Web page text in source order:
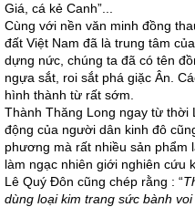
Giá, cá kẻ Canh”...
Cùng với nền văn minh đồng
đất Việt Nam đã là trung tâm
dựng nức, chúng ta đã có tên
ngựa sắt, roi sắt phá giặc Ân.
hình thành từ rất sớm.
Thành Thăng Long ngay từ thời
động của người dân kinh đô
phương mà rất nhiều sản phẩm
làm ngạc nhiên giới nghiên cứu
Lê Quý Đôn cũng chép rằng : “
dùng loại kim trang sức bành